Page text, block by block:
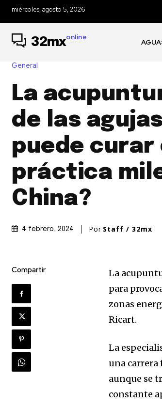
miércoles, agosto 5, 2026
32mxonline
General
La
de las
puede curar
práctica
China?
4 febrero, 2024 Por Staff / 32mx
Compartir
La
para
zonas
Ricart.
La
una carrera
aunque se
constante